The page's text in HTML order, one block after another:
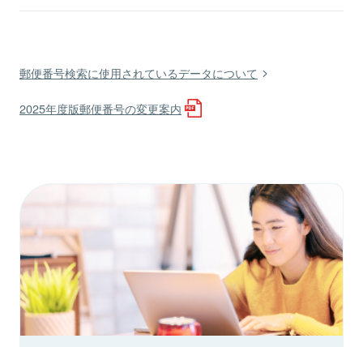
郵便番号検索に使用されているデータについて
2025年度版郵便番号の変更案内